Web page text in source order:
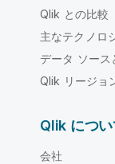
Qlik との比較
主なテクノロ
データ ソース
Qlik リージョ
Qlik につい
会社